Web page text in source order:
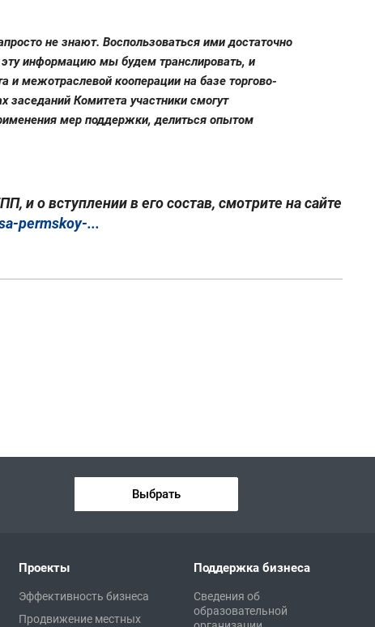
не знают. Воспользоваться ими достаточно
эту информацию мы будем транслировать, и
и межотраслевой кооперации на базе торгово-
Комитета участники смогут
мер поддержки, делиться опытом
о вступлении в его состав, смотрите на сайте
permskoy-...
Выбрать
Проекты
Эффективность бизнеса
Продвижение местных
Поддержка бизнеса
Сведения об
образовательной